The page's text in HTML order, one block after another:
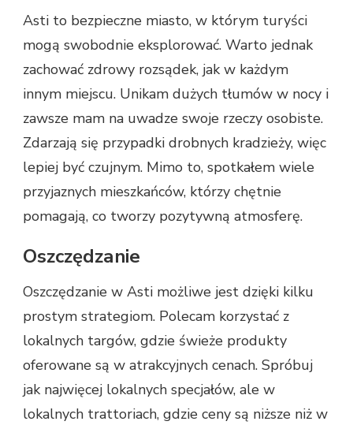
Asti to bezpieczne miasto, w którym turyści
mogą swobodnie eksplorować. Warto jednak
zachować zdrowy rozsądek, jak w każdym
innym miejscu. Unikam dużych tłumów w nocy i
zawsze mam na uwadze swoje rzeczy osobiste.
Zdarzają się przypadki drobnych kradzieży, więc
lepiej być czujnym. Mimo to, spotkałem wiele
przyjaznych mieszkańców, którzy chętnie
pomagają, co tworzy pozytywną atmosferę.
Oszczędzanie
Oszczędzanie w Asti możliwe jest dzięki kilku
prostym strategiom. Polecam korzystać z
lokalnych targów, gdzie świeże produkty
oferowane są w atrakcyjnych cenach. Spróbuj
jak najwięcej lokalnych specjałów, ale w
lokalnych trattoriach, gdzie ceny są niższe niż w